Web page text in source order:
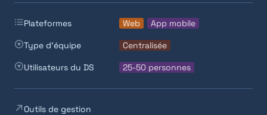
Plateformes Web App mobile
Type d'équipe Centralisée
Utilisateurs du DS 25-50 personnes
Outils de gestion